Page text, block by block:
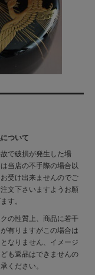
ついて
で破損が発生した場
当店の不手際の場合以
受け出来ませんのでご
文下さいますようお願
す。
の性質上、商品に若干
有りますがこの場合は
なりません、イメージ
も返品はできませんの
ください。